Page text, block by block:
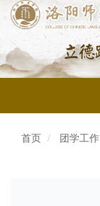
首页
团学工作